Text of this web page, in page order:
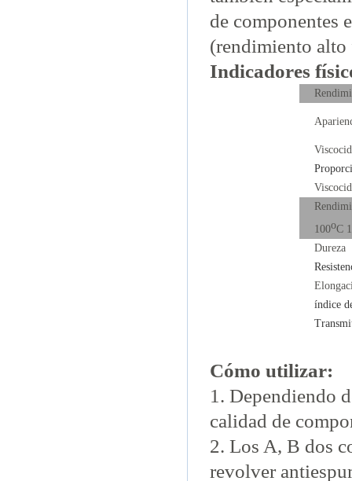
de componentes
(rendimiento
Indicadores
100oC
Dureza
índice
Cómo utilizar:
1. Dependiendo
calidad de
2. Los A, B dos
revolver